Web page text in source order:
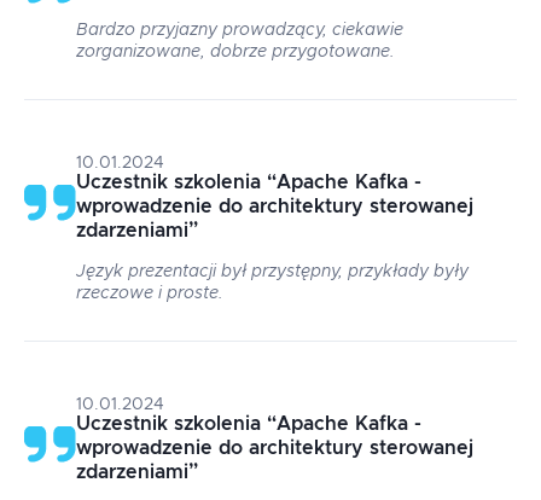
Bardzo przyjazny prowadzący, ciekawie
zorganizowane, dobrze przygotowane.
10.01.2024
Uczestnik szkolenia “Apache Kafka -
wprowadzenie do architektury sterowanej
zdarzeniami”
Język prezentacji był przystępny, przykłady były
rzeczowe i proste.
10.01.2024
Uczestnik szkolenia “Apache Kafka -
wprowadzenie do architektury sterowanej
zdarzeniami”